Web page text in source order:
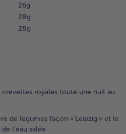
26 g
28 g
28 g
crevettes royales toute une nuit au
de légumes façon « Leipzig » et le
l’eau salée